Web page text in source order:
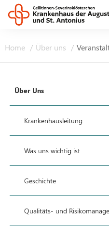
Home Über uns
Über Uns
Krankenhausleitung
Was uns wichtig ist
Geschichte
Qualitäts- und